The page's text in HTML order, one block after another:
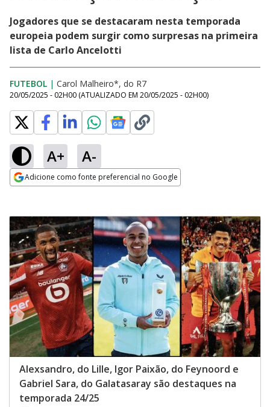
Jogadores que se destacaram nesta temporada
europeia podem surgir como surpresas na primeira
lista de Carlo Ancelotti
FUTEBOL | Carol Malheiro*, do R7
20/05/2025 - 02H00 (ATUALIZADO EM 20/05/2025 - 02H00)
A+ A-
Adicione como fonte preferencial no Google
Alexsandro, do Lille, Igor Paixão, do Feynoord e
Gabriel Sara, do Galatasaray são destaques na
temporada 24/25